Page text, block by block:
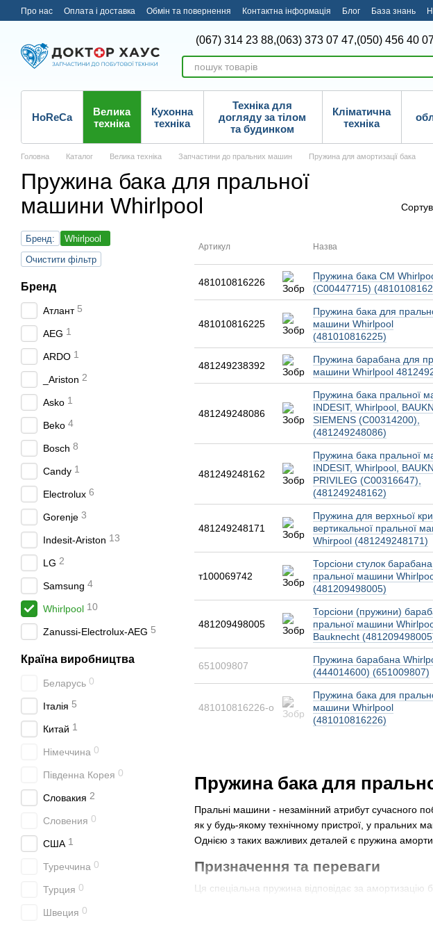
Перейти до основного контенту
Про нас Оплата і доставка Обмін та повернення Контактна інформація Блог База знань
(067) 314 23 88,(063) 373 07 47,(050) 456 40
HoReCa
Велика
техніка
Кухонна
техніка
Техніка для
догляду за тілом
та будинком
Кліматична
техніка
Головна Каталог Велика техніка Запчастини до пральних машин Пружина для амортизації бака
Пружина бака для пральної
машини Whirlpool
Пружина бака для
Пральні машини - незамінний атрибут сучасного
як у будь-якому технічному пристрої, у пральних
Однією з таких важливих деталей є пружина
Призначення та переваги
Ця спеціальна пружина відповідає за
Артикул Назва
481010816226
Пружина бака СМ
(C00447715)
481010816225
Пружина бака для
машини Whirlpool
(481010816225)
481249238392
Пружина барабана для
машини Whirlpool
481249248086
Пружина бака пральної
INDESIT, Whirlpool,
SIEMENS (C00314200),
(481249248086)
481249248162
Пружина бака пральної
INDESIT, Whirlpool,
PRIVILEG (C00316647),
(481249248162)
481249248171
Пружина для верхньої
вертикальної пральної
Whirpool (481249248171)
т100069742
Торсіони стулок
пральної машини
(481209498005)
481209498005
Торсіони (пружини)
пральної машини
Bauknecht
651009807
Пружина барабана
(444014600) (651009807)
481010816226-o
Пружина бака для
машини Whirlpool
(481010816226)
Бренд:
Whirlpool
Очистити фільтр
Бренд
Атлант 5
AEG 1
ARDO 1
_Ariston 2
Asko 1
Beko 4
Bosch 8
Candy 1
Electrolux 6
Gorenje 3
Indesit-Ariston 13
LG 2
Samsung 4
Whirlpool 10
Zanussi-Electrolux-AEG 5
Країна виробництва
Беларусь 0
Італія 5
Китай 1
Німеччина 0
Південна Корея 0
Словакия 2
Словения 0
США 1
Туреччина 0
Турция 0
Швеция 0